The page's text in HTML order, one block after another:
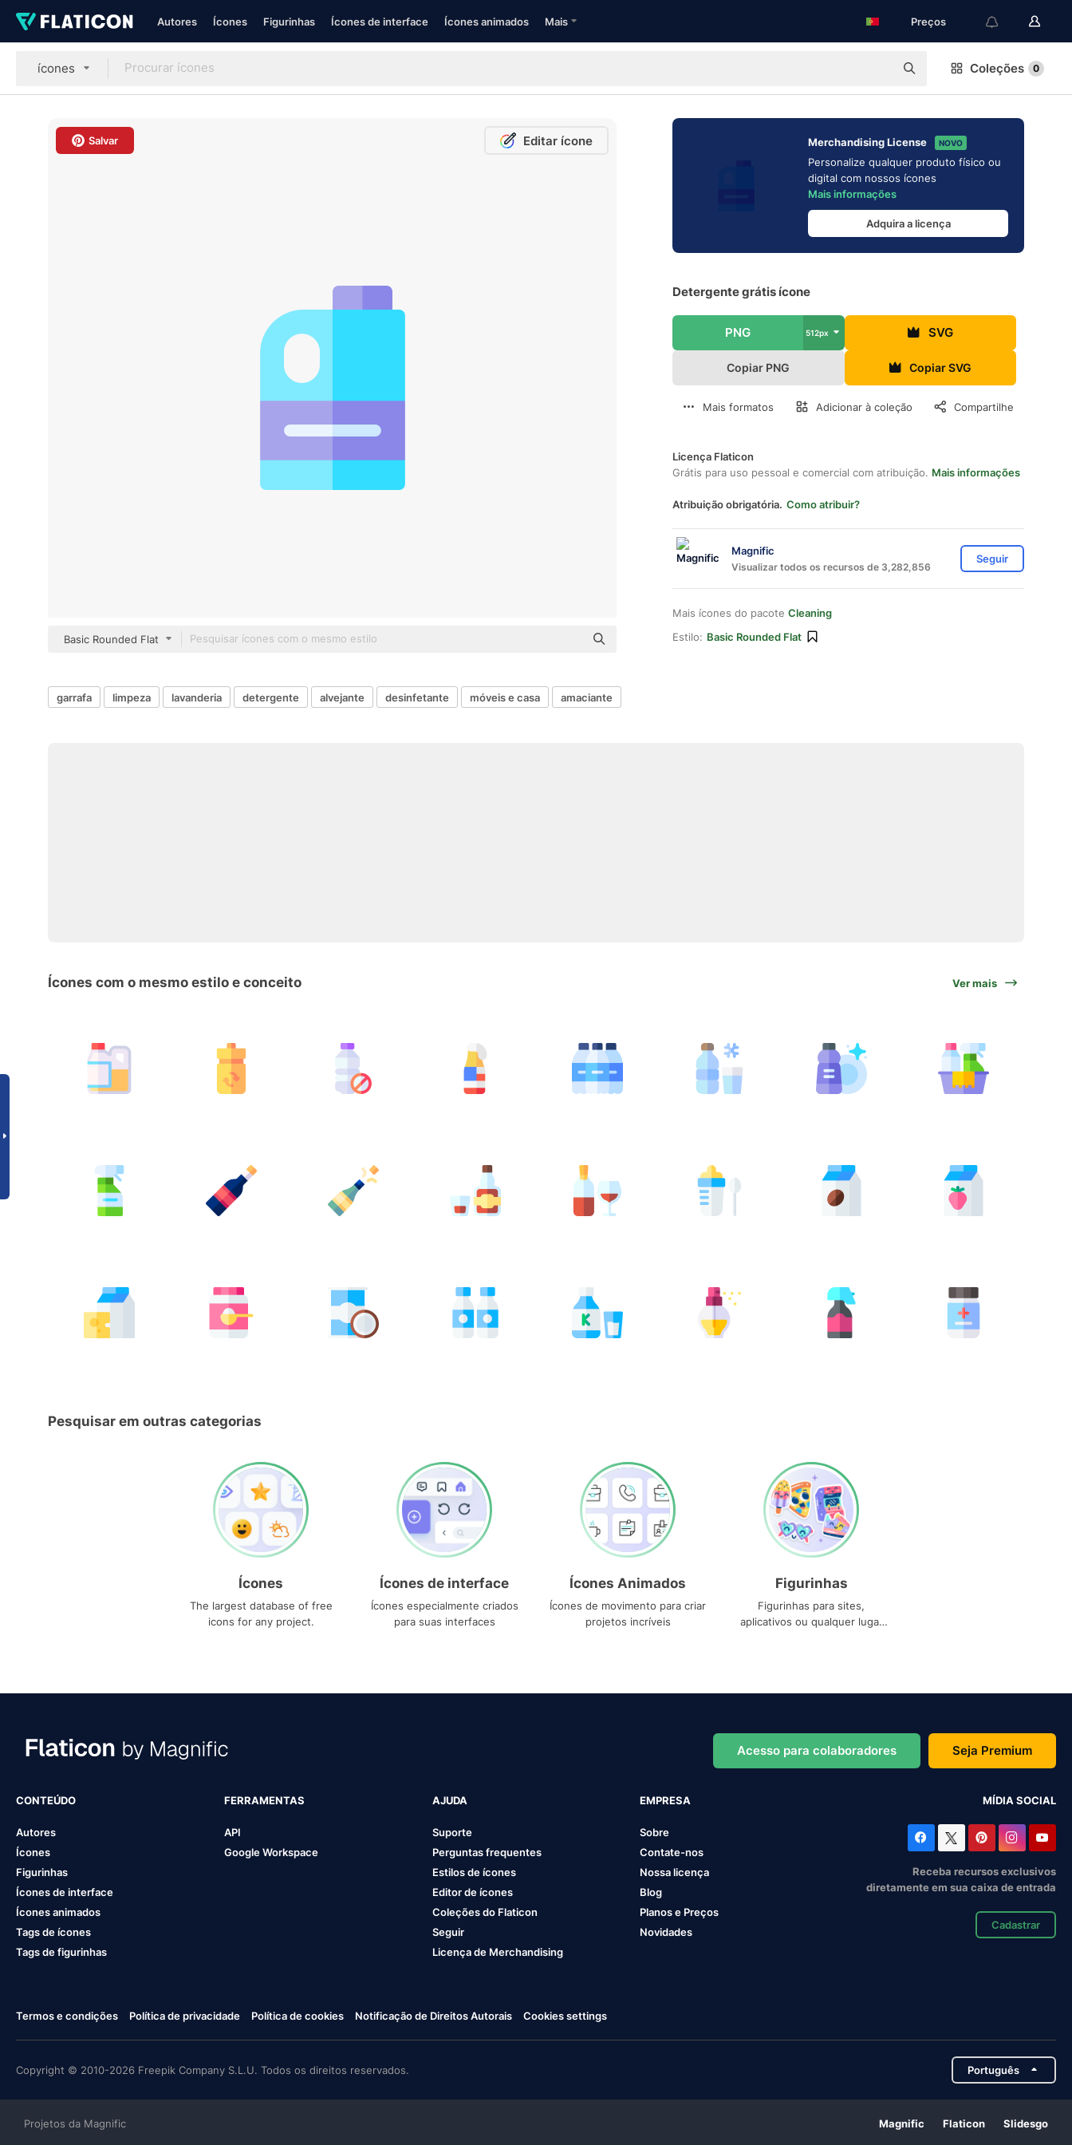
Autores Ícones Figurinhas Ícones de interface Ícones animados Mais Preços
ícones Coleções 0
Salvar Editar ícone
Basic Rounded Flat
Merchandising License NOVO
Personalize qualquer produto físico ou
digital com nossos ícones
Mais informações
Adquira a licença
Detergente grátis ícone
PNG 512px SVG
Copiar PNG Copiar SVG
Mais formatos Adicionar à coleção Compartilhe
Licença Flaticon
Grátis para uso pessoal e comercial com atribuição. Mais informações
Atribuição obrigatória. Como atribuir?
Magnific
Visualizar todos os recursos de 3,282,856
Seguir
Mais ícones do pacote Cleaning
Estilo: Basic Rounded Flat
garrafa limpeza lavanderia detergente alvejante desinfetante móveis e casa amaciante
Ícones com o mesmo estilo e conceito Ver mais
Pesquisar em outras categorias
Ícones
The largest database of free
icons for any project.
Ícones de interface
Ícones especialmente criados
para suas interfaces
Ícones Animados
Ícones de movimento para criar
projetos incríveis
Figurinhas
Figurinhas para sites,
aplicativos ou qualquer lugar
Acesso para colaboradores Seja Premium
CONTEÚDO
Autores
Ícones
Figurinhas
Ícones de interface
Ícones animados
Tags de ícones
Tags de figurinhas
FERRAMENTAS
API
Google Workspace
AJUDA
Suporte
Perguntas frequentes
Estilos de ícones
Editor de ícones
Coleções do Flaticon
Seguir
Licença de Merchandising
EMPRESA
Sobre
Contate-nos
Nossa licença
Blog
Planos e Preços
Novidades
MÍDIA SOCIAL
Receba recursos exclusivos
diretamente em sua caixa de entrada
Cadastrar
Termos e condições Política de privacidade Política de cookies Notificação de Direitos Autorais Cookies settings
Copyright © 2010-2026 Freepik Company S.L.U. Todos os direitos reservados. Português
Projetos da Magnific Magnific Flaticon Slidesgo